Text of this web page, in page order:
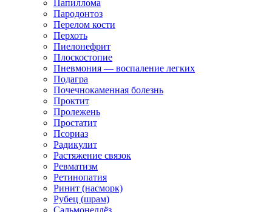
Папиллома
Пародонтоз
Перелом кости
Перхоть
Пиелонефрит
Плоскостопие
Пневмония — воспаление легких
Подагра
Почечнокаменная болезнь
Проктит
Пролежень
Простатит
Псориаз
Радикулит
Растяжение связок
Ревматизм
Ретинопатия
Ринит (насморк)
Рубец (шрам)
Сальмонеллёз